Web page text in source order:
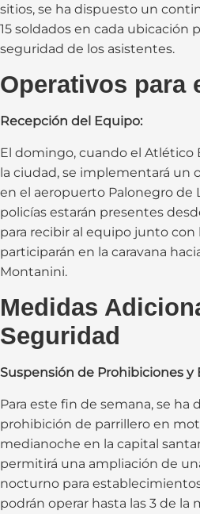
sitios, se ha dispuesto un
15 soldados en cada ubicación
seguridad de los asistentes.
Operativos para
Recepción del Equipo:
El domingo, cuando el Atlético
la ciudad, se implementará un
en el aeropuerto Palonegro de
policías estarán presentes
para recibir al equipo junto con
participarán en la caravana
Montanini.
Medidas
Seguridad
Suspensión de Prohibiciones y
Para este fin de semana, se ha
prohibición de parrillero en
medianoche en la capital
permitirá una ampliación de
nocturno para
podrán operar hasta las 3 de la